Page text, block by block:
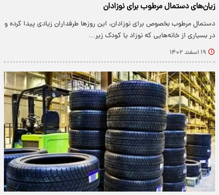
زیان‌های دستمال مرطوب برای نوزادان
دستمال مرطوب بخصوص برای نوزادان، این روزها طرفداران زیادی پیدا کرده و
در بسیاری از خانه‌هایی که نوزاد یا کودک زیر…
۱۹ اسفند ۱۴۰۲